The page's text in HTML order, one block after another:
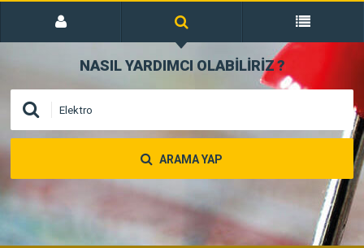
NASIL YARDIMCI OLABİLİRİZ?
ARAMA YAP